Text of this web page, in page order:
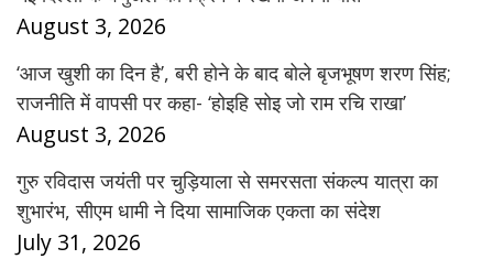
August 3, 2026
‘आज खुशी का दिन है’, बरी होने के बाद बोले बृजभूषण शरण सिंह;
राजनीति में वापसी पर कहा- ‘होइहि सोइ जो राम रचि राखा’
August 3, 2026
गुरु रविदास जयंती पर चुड़ियाला से समरसता संकल्प यात्रा का
शुभारंभ, सीएम धामी ने दिया सामाजिक एकता का संदेश
July 31, 2026